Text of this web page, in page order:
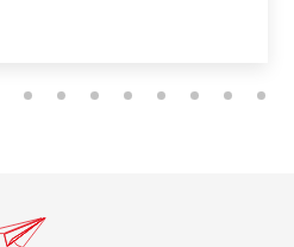
8 9 10 11 12 13 14 15